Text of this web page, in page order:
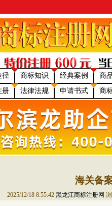
径 商标知识 经典案例
商
册 法律法规 申请书式 商
海关备
2025/12/18 8:55:42 黑龙江商标注册网